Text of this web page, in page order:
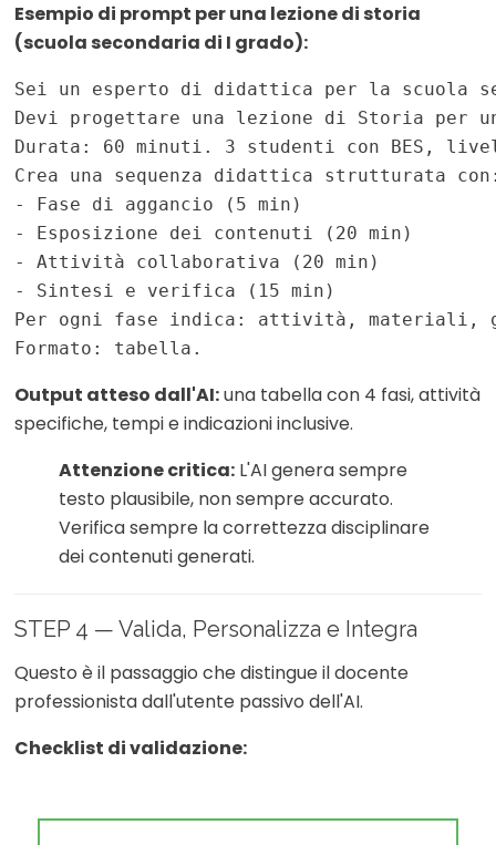
Esempio di prompt per una lezione di storia
(scuola secondaria di I grado):
Formato: tabella.
Output atteso dall'AI:una tabella con 4 fasi, attività
specifiche, tempi e indicazioni inclusive.
Attenzione critica: L'AI genera sempre
testo plausibile, non sempre accurato.
Verifica sempre la correttezza disciplinare
dei contenuti generati.
STEP 4 — Valida, Personalizza e Integra
Questo è il passaggio che distingue il docente
professionista dall'utente passivo dell'AI.
Checklist di validazione: